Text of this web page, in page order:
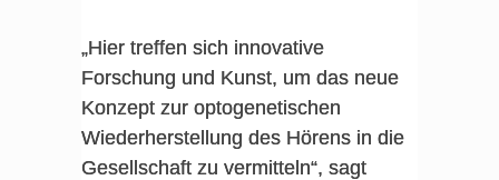
„Hier treffen sich innovative
Forschung und Kunst, um das neue
Konzept zur optogenetischen
Wiederherstellung des Hörens in die
Gesellschaft zu vermitteln“, sagt